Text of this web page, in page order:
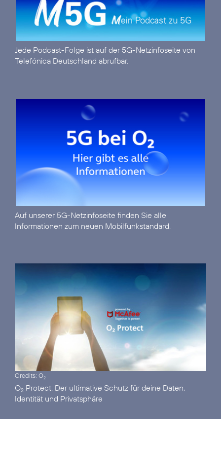
Jede Podcast-Folge ist auf der 5G-Netzinfoseite von
Telefónica Deutschland abrufbar.
Auf unserer 5G-Netzinfoseite finden Sie alle
Informationen zum neuen Mobilfunkstandard.
Credits: O2
O2 Protect: Der ultimative Schutz für deine Daten,
Identität und Privatsphäre